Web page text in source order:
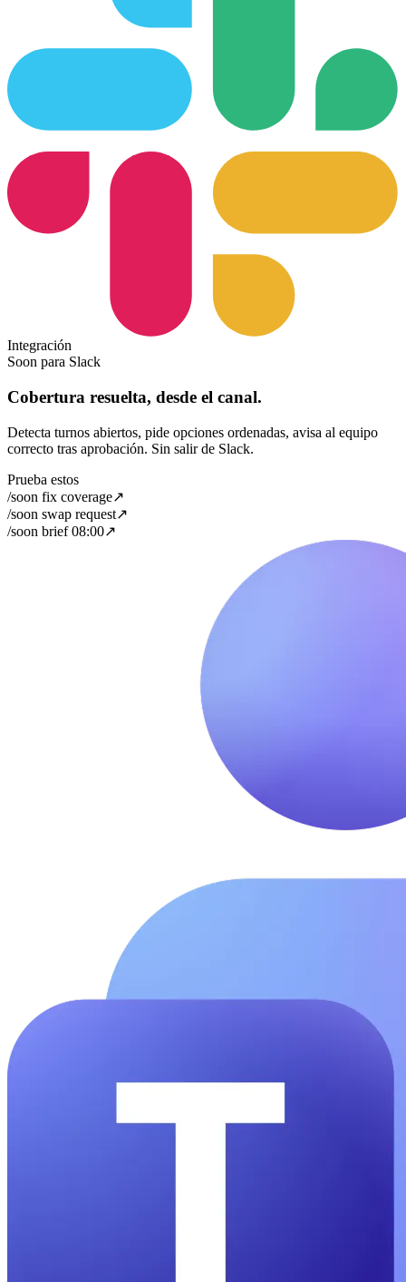
Integración
Soon para Slack
Cobertura resuelta, desde el canal.
Detecta turnos abiertos, pide opciones ordenadas, avisa al equipo
correcto tras aprobación. Sin salir de Slack.
Prueba estos
/soon fix coverage↗
/soon swap request↗
/soon brief 08:00↗